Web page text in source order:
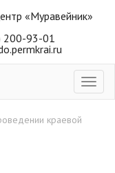
«Муравейник»
200-93-01
краевой